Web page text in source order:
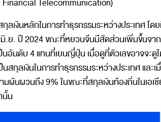
เงินหลักในการทำธุรกรรมระหว่างประเทศ โ
.ย. ปี 2024 ขณะที่หยวนจีนมีสัดส่วนเพิ่มขึ้นจา
นอันดับ 4 แทนที่เยนญี่ปุ่น เมื่อดูที่ตัวเลขอาจจะดู
สกุลเงินในการทำธุรกรรมระหว่างประเทศ แล
นผวนถึง 9% ในขณะที่สกุลเงินท้องถิ่นในเอเ
นั้น